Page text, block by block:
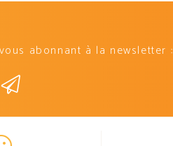
abonnant à la newsletter :